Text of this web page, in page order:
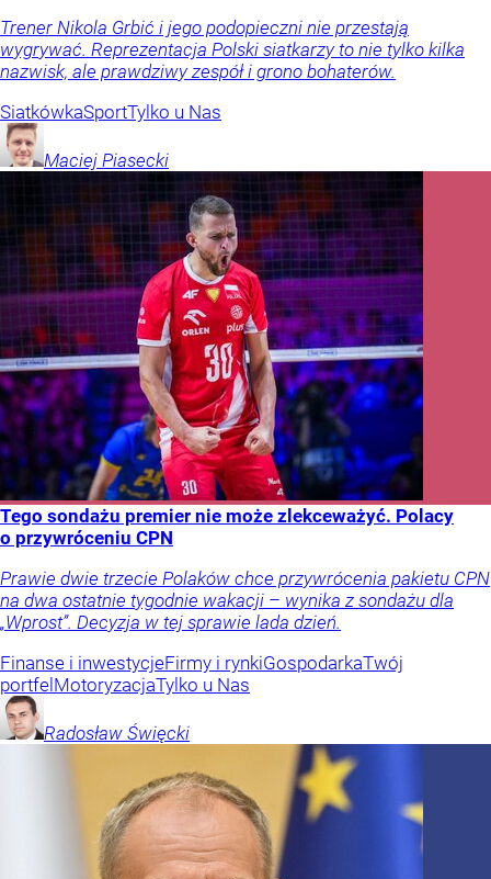
Trener Nikola Grbić i jego podopieczni nie przestają
wygrywać. Reprezentacja Polski siatkarzy to nie tylko kilka
nazwisk, ale prawdziwy zespół i grono bohaterów.
SiatkówkaSportTylko u Nas
Maciej Piasecki
Tego sondażu premier nie może zlekceważyć. Polacy
o przywróceniu CPN
Prawie dwie trzecie Polaków chce przywrócenia pakietu CPN
na dwa ostatnie tygodnie wakacji – wynika z sondażu dla
„Wprost”. Decyzja w tej sprawie lada dzień.
Finanse i inwestycjeFirmy i rynkiGospodarkaTwój
portfel MotoryzacjaTylko u Nas
Radosław Święcki